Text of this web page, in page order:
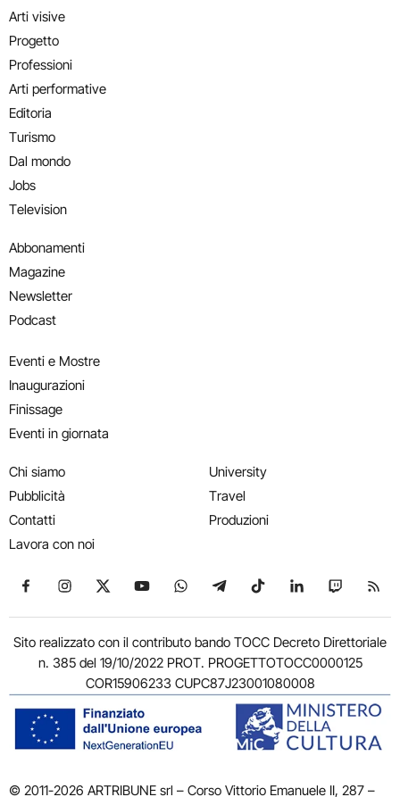
Arti visive
Progetto
Professioni
Arti performative
Editoria
Turismo
Dal mondo
Jobs
Television
Abbonamenti
Magazine
Newsletter
Podcast
Eventi e Mostre
Inaugurazioni
Finissage
Eventi in giornata
Chi siamo
Pubblicità
Contatti
Lavora con noi
University
Travel
Produzioni
Seguici su Facebook
Seguici su Instagram
Seguici su X
Seguici su YouTube
Seguici su WhatsApp
Seguici su Telegram
Seguici su TikTok
Seguici su
Seguici
Sito realizzato con il contributo bando TOCC Decreto Direttoriale
n. 385 del 19/10/2022 PROT. PROGETTOTOCC0000125
COR15906233 CUPC87J23001080008
© 2011-2026 ARTRIBUNE srl – Corso Vittorio Emanuele II, 287 –